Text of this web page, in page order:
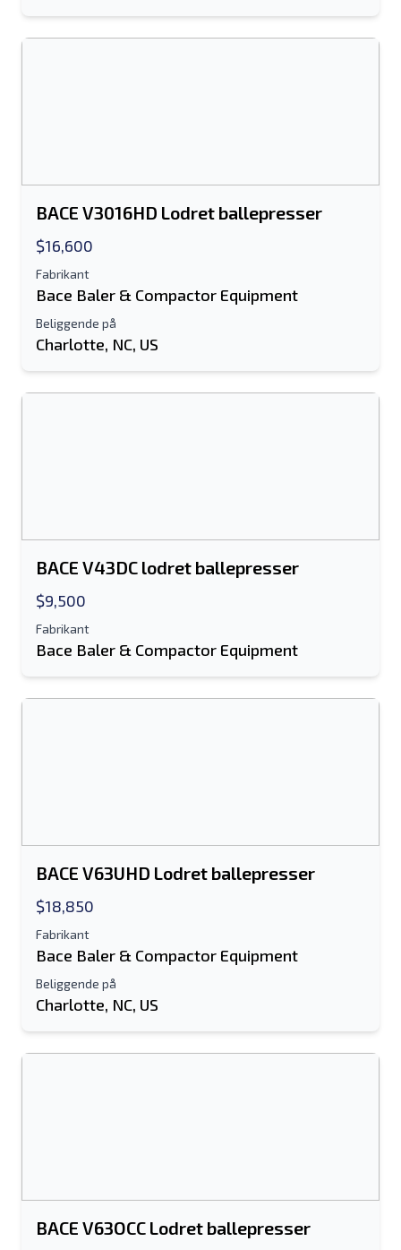
BACE V3016HD Lodret ballepresser
$16,600
Fabrikant
Bace Baler & Compactor Equipment
Beliggende på
Charlotte, NC, US
BACE V43DC lodret ballepresser
$9,500
Fabrikant
Bace Baler & Compactor Equipment
BACE V63UHD Lodret ballepresser
$18,850
Fabrikant
Bace Baler & Compactor Equipment
Beliggende på
Charlotte, NC, US
BACE V63OCC Lodret ballepresser